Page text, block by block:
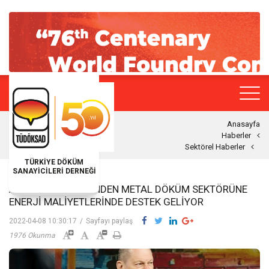
TÜRKİYE DÖKÜM
SANAYİCİLERİ DERNEĞİ
Anasayfa
Haberler
Sektörel Haberler
ALMAN HÜKÜMETINDEN METAL DÖKÜM SEKTÖRÜNE
ENERJI MALIYETLERINDE DESTEK GELIYOR
2022-04-08 10:30:17 / Sayfayı paylaş
1976 Okunma